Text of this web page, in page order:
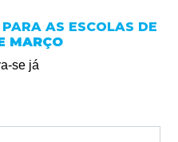
AS ESCOLAS DE
MARÇO
se já